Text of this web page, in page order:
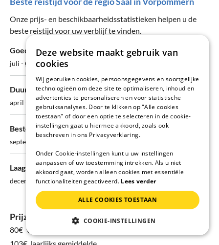
Onze prijs- en beschikbaarheidsstatistieken helpen u de
beste reistijd voor uw verblijf te vinden.
Goedkoopste maand:
juli - Ø 95€/nacht
Duurste maand:
april - Ø 163€/nacht
Beste kans op vrije accommodaties:
september - 81% beschikbaar
Laagste beschikbaarheid:
december - slechts 55% vrij
Prijzen van vakantiehuizen in Saal in Vorpommern
80€ voor 08 aug. - 15 aug.
Deze website maakt gebruik van
cookies
Wij gebruiken cookies, persoonsgegevens en soortgelijke
technologieën om deze site te optimaliseren, inhoud en
advertenties te personaliseren en voor statistische
gebruiksanalyses. Door te klikken op "Alle cookies
toestaan" of door een optie te selecteren in de cookie-
instellingen gaat u hiermee akkoord, zoals ook
beschreven in ons Privacyverklaring.
Onder Cookie-instellingen kunt u uw instellingen
aanpassen of uw toestemming intrekken. Als u niet
akkoord gaat, worden alleen cookies met essentiële
functionaliteiten geactiveerd. Lees verder
ALLE COOKIES TOESTAAN
COOKIE-INSTELLINGEN